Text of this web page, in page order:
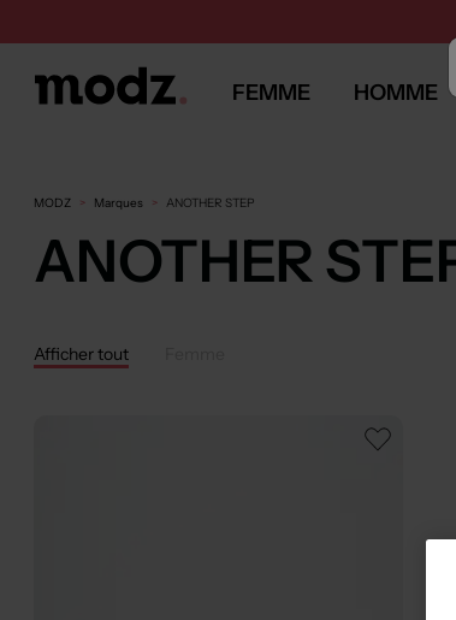
FEMME HOMME
MODZ Marques ANOTHER STEP
ANOTHER
Afficher tout